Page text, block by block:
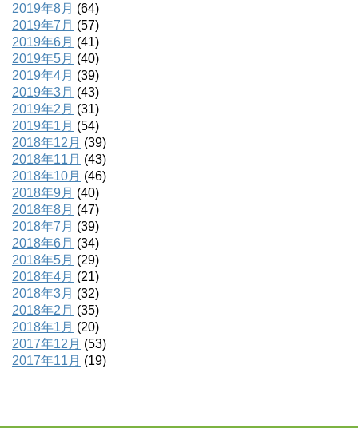
2019年8月 (64)
2019年7月 (57)
2019年6月 (41)
2019年5月 (40)
2019年4月 (39)
2019年3月 (43)
2019年2月 (31)
2019年1月 (54)
2018年12月 (39)
2018年11月 (43)
2018年10月 (46)
2018年9月 (40)
2018年8月 (47)
2018年7月 (39)
2018年6月 (34)
2018年5月 (29)
2018年4月 (21)
2018年3月 (32)
2018年2月 (35)
2018年1月 (20)
2017年12月 (53)
2017年11月 (19)